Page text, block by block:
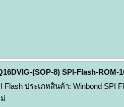
(SOP-8) SPI-Flash-ROM-
Flash ประเภทสินค้า: Winbond SPI